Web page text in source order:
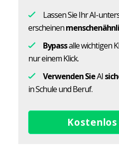
Lassen Sie Ihr AI-
erscheinen
Bypassalle wichtigen
nur einem Klick.
Verwenden SieAI
in Schule und Beruf.